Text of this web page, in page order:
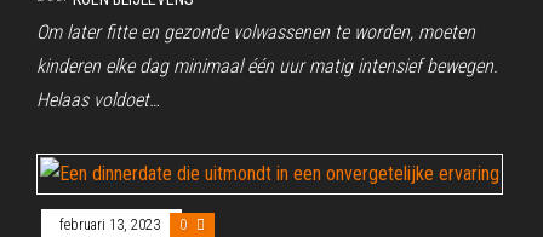
Om later fitte en gezonde volwassenen te worden, moeten
kinderen elke dag minimaal één uur matig intensief bewegen.
Helaas voldoet…
februari 13, 2023 0